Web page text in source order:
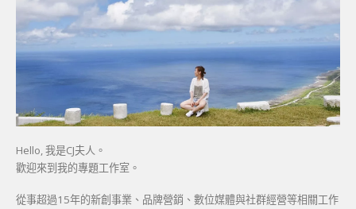
Hello, 我是CJ夫人。
歡迎來到我的專題工作室。
從事超過15年的新創事業、品牌營銷、數位媒體與社群經營等相關工作